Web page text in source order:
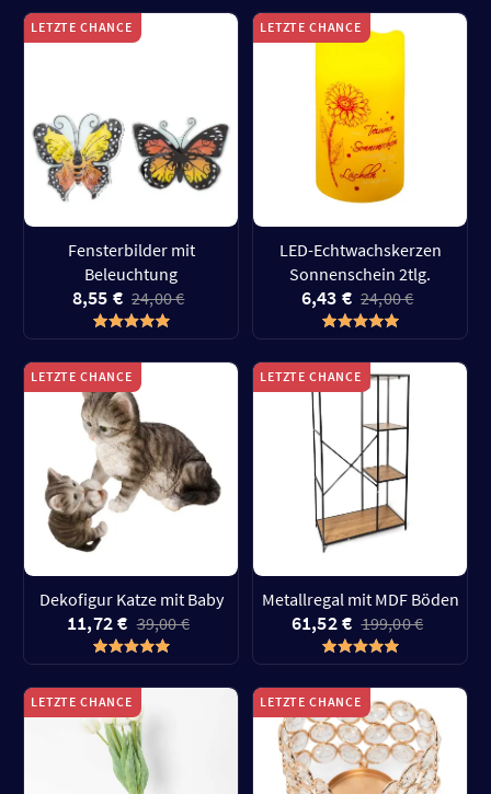
LETZTE CHANCE
Fensterbilder mit
Beleuchtung
8,55 € 24,00 €
LETZTE CHANCE
LED-Echtwachskerzen
Sonnenschein 2tlg.
6,43 € 24,00 €
LETZTE CHANCE
Dekofigur Katze mit Baby
11,72 € 39,00 €
LETZTE CHANCE
Metallregal mit MDF Böden
61,52 € 199,00 €
LETZTE CHANCE LETZTE CHANCE